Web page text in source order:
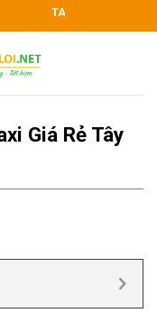
THẮNG LỢI KÍNH CHÀO
Giá Rẻ Tây